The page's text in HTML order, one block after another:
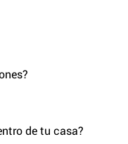
de tu casa?